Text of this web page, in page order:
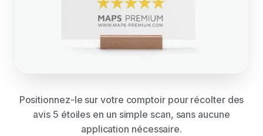
Positionnez-le sur votre comptoir pour récolter des
avis 5 étoiles en un simple scan, sans aucune
application nécessaire.